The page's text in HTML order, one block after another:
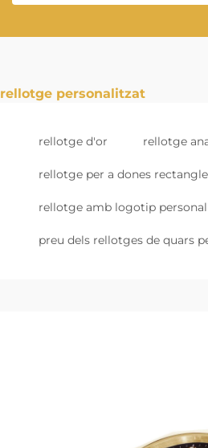
rellotge personalitzat
rellotge d'or rellotge
rellotge per a dones rectangle
rellotge amb logotip
preu dels rellotges de quars